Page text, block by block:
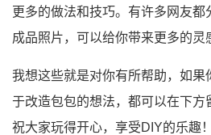
更多的做法和技巧。有许多网友都
成品照片，可以给你带来更多的灵
我想这些就是对你有所帮助，如果
于改造包包的想法，都可以在下方
祝大家玩得开心，享受DIY的乐趣！